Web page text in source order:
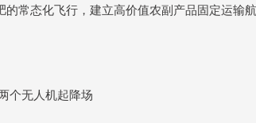
常态化飞行，建立高价值农副产品固定运输航
个无人机起降场